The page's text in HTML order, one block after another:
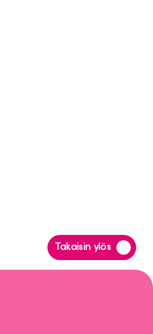
Takaisin ylös
Siirry
takaisin